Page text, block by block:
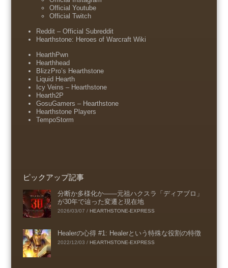
Official Youtube
Official Twitch
Reddit – Official Subreddit
Hearthstone: Heroes of Warcraft Wiki
HearthPwn
Hearthhead
BlizzPro’s Hearthstone
Liquid Hearth
Icy Veins – Hearthstone
Hearth2P
GosuGamers – Hearthstone
Hearthstone Players
TempoStorm
ピックアップ記事
分断か多様化か――元祖ハクスラ「ディアブロ」
が30年で辿った変遷と現在地
2026/03/07 / HEARTHSTONE-EXPRESS
Healerの心得 #1: Healerという特殊な役割の特徴
2022/12/03 / HEARTHSTONE-EXPRESS